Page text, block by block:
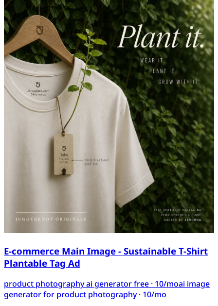
E-commerce Main Image - Sustainable T-Shirt
Plantable Tag Ad
product photography ai generator free · 10/moai image
generator for product photography· 10/mo